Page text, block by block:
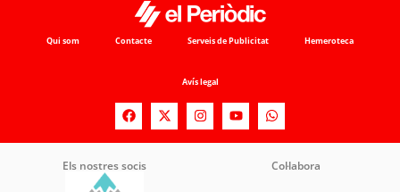
Qui som Contacte Serveis de Publicitat Hemeroteca
Avís legal
Els nostres socis Col·labora